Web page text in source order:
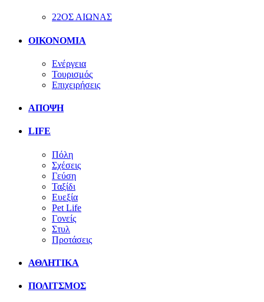
22ΟΣ ΑΙΩΝΑΣ
ΟΙΚΟΝΟΜΙΑ
Ενέργεια
Τουρισμός
Επιχειρήσεις
ΑΠΟΨΗ
LIFE
Πόλη
Σχέσεις
Γεύση
Ταξίδι
Ευεξία
Pet Life
Γονείς
Στυλ
Προτάσεις
ΑΘΛΗΤΙΚΑ
ΠΟΛΙΤΣΜΟΣ